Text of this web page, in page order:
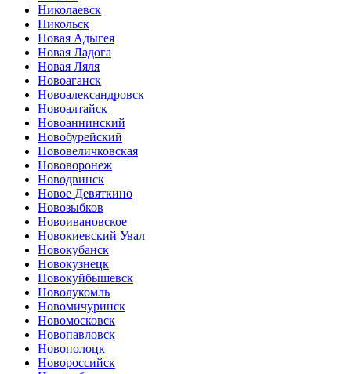
Николаевск
Никольск
Новая Адыгея
Новая Ладога
Новая Ляля
Новоаганск
Новоалександровск
Новоалтайск
Новоаннинский
Новобурейский
Нововеличковская
Нововоронеж
Новодвинск
Новое Девяткино
Новозыбков
Новоивановское
Новокиевский Увал
Новокубанск
Новокузнецк
Новокуйбышевск
Новолукомль
Новомичуринск
Новомосковск
Новопавловск
Новополоцк
Новороссийск